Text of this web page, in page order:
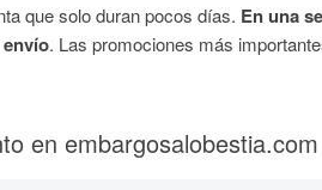
que solo duran pocos días. En una
. Las promociones más
en embargosalobestia.com